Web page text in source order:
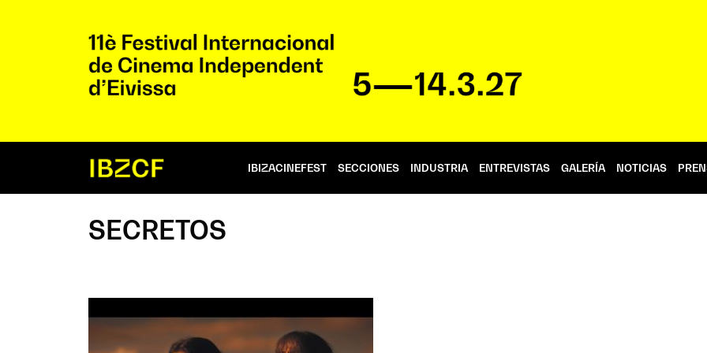
IBIZACINEFEST SECCIONES INDUSTRIA ENTREVISTAS GALERÍA NOTICIAS
SECRETOS